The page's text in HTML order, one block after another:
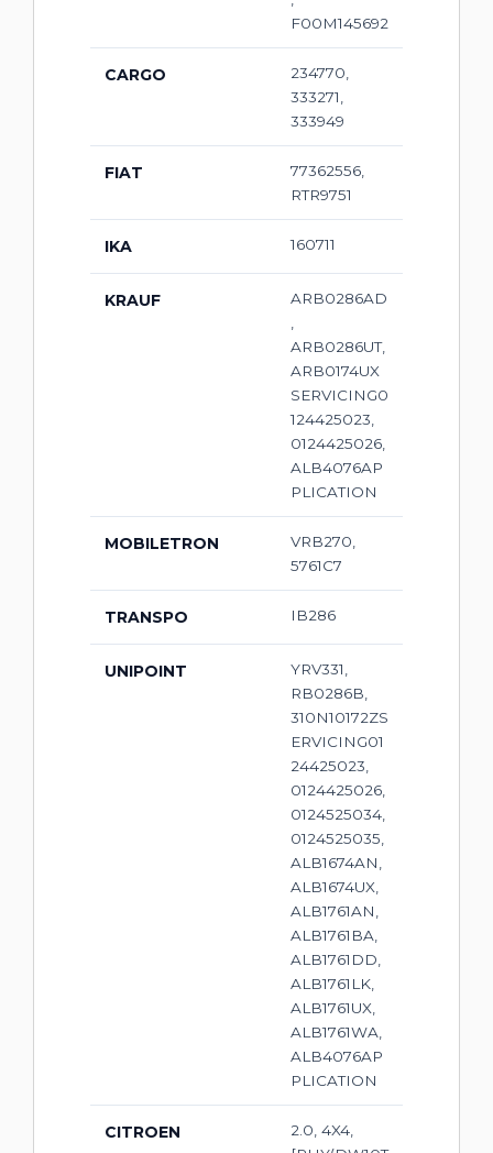
F00M145692
CARGO
234770,
333271,
333949
FIAT
77362556,
RTR9751
IKA 160711
KRAUF
ARB0286AD
ARB0286UT,
ARB0174UX
SERVICING0
124425023,
0124425026,
ALB4076AP
PLICATION
MOBILETRON
VRB270,
5761C7
TRANSPO IB286
UNIPOINT
YRV331,
RB0286B,
310N10172ZS
ERVICING01
24425023,
0124425026,
0124525034,
0124525035,
ALB1674AN,
ALB1674UX,
ALB1761AN,
ALB1761BA,
ALB1761DD,
ALB1761LK,
ALB1761UX,
ALB1761WA,
ALB4076AP
PLICATION
CITROEN
2.0, 4X4,